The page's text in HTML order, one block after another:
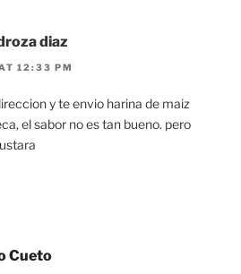
diaz
12:33 PM
y te envio harina de maiz
el sabor no es tan bueno. pero
Cueto